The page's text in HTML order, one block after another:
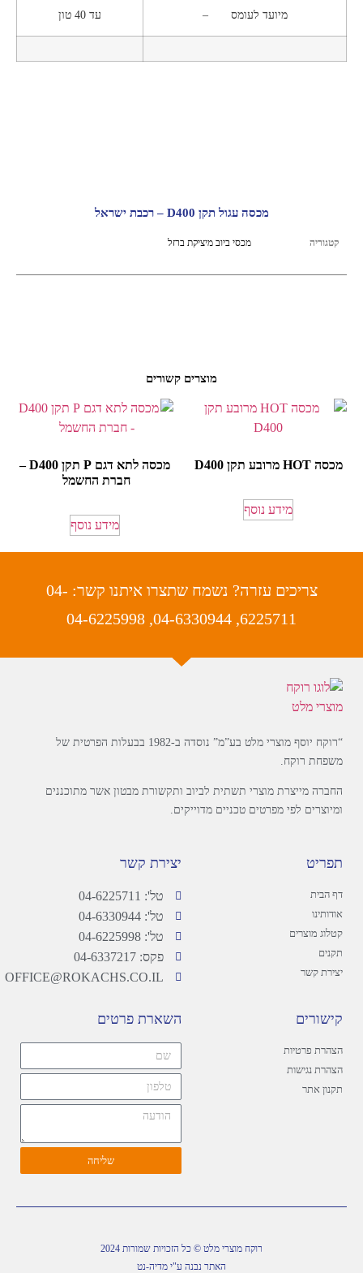
מיועד לעומס – עד 40 טון
מוצרים קשורים
מכסה HOT מרובע תקן D400
מידע נוסף
מכסה לתא דגם P תקן D400 –
חברת החשמל
מידע נוסף
מכסה עגול תקן D400 – רכבת ישראל
קטגוריה מכסי ביוב מיציקת ברזל
צריכים עזרה? נשמח שתצרו איתנו קשר: 04-
6225711, 04-6330944, 04-6225998
“רוקח יוסף מוצרי מלט בע”מ” נוסדה ב-1982 בבעלות הפרטית של
משפחת רוקח.
החברה מייצרת מוצרי תשתית לביוב ותקשורת מבטון אשר מתוכננים
ומיוצרים לפי מפרטים טכניים מדוייקים.
תפריט
דף הבית
אודותינו
קטלוג מוצרים
תקנים
יצירת קשר
יצירת קשר
טל': 04-6225711
טל': 04-6330944
טל': 04-6225998
פקס: 04-6337217
OFFICE@ROKACHS.CO.IL
קישורים
הצהרת פרטיות
הצהרת נגישות
תקנון אתר
השארת פרטים
שליחה
רוקח מוצרי מלט © כל הזכויות שמורות 2024
האתר נבנה ע"י מדיה-נט